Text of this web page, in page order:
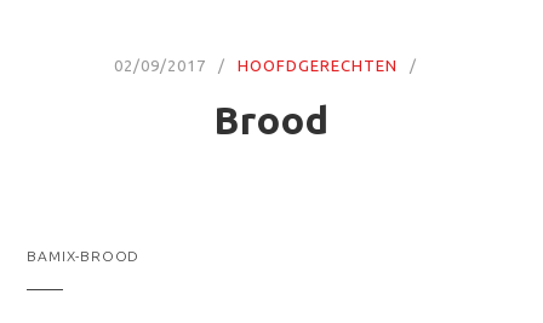
02/09/2017 HOOFDGERECHTEN
Brood
BAMIX-BROOD